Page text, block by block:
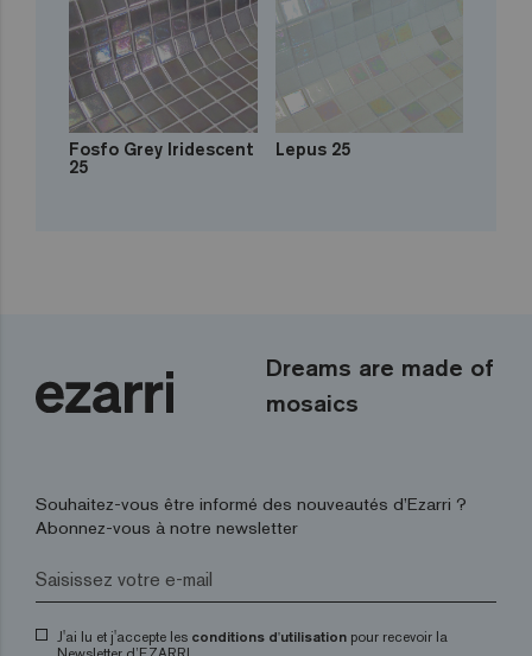
Fosfo Grey Iridescent
25
Lepus 25
Dreams are made of
mosaics
Souhaitez-vous être informé des nouveautés d’Ezarri ?
Abonnez-vous à notre newsletter
J'ai lu et j'accepte les conditions d'utilisation pour recevoir la